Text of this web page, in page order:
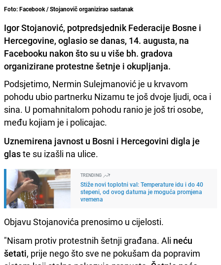
Foto: Facebook / Stojanovič organizirao sastanak
Igor Stojanović, potpredsjednik Federacije Bosne i
Hercegovine, oglasio se danas, 14. augusta, na
Facebooku nakon što su u više bh. gradova
organizirane protestne šetnje i okupljanja.
Podsjetimo, Nermin Sulejmanović je u krvavom
pohodu ubio partnerku Nizamu te još dvoje ljudi, oca i
sina. U pomahnitalom pohodu ranio je još tri osobe,
među kojiam je i policajac.
Uznemirena javnost u Bosni i Hercegovini digla je
glaste su izašli na ulice.
TRENDING
Stiže novi toplotni val: Temperature idu i do 40
stepeni, od ovog datuma je moguća promjena
vremena
Objavu Stojanovića prenosimo u cijelosti.
"Nisam protiv protestnih šetnji građana. Ali neću
šetati, prije nego što sve ne pokušam da popravim